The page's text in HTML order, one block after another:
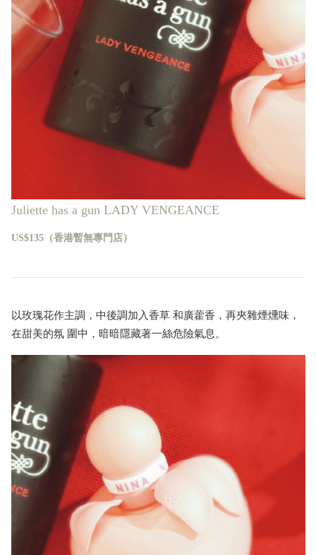
Juliette has a gun LADY VENGEANCE
US$135（香港暫無專門店）
以玫瑰花作主調，中後調加入香草 和廣藿香，再夾雜煙燻味，
在甜美的氛 圍中，暗暗隱藏著一絲危險氣息。